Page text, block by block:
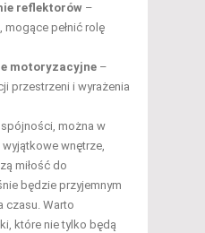
reflektorów –
pełnić rolę
motoryzacyjne –
przestrzeni i wyrażenia
można w
wnętrze,
miłość do
będzie przyjemnym
czasu. Warto
które nie tylko będą